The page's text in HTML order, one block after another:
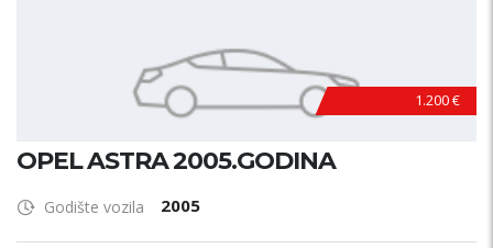
1.200 €
OPEL ASTRA 2005.GODINA
Godište vozila 2005